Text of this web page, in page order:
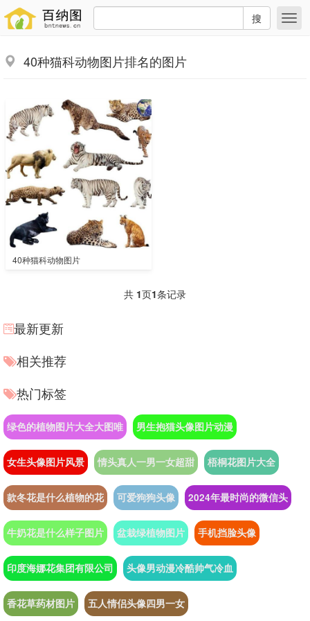
搜
40种猫科动物图片排名的图片
40种猫科动物图片
共 1页1条记录
最新更新
相关推荐
热门标签
绿色的植物图片大全大图唯 男生抱猫头像图片动漫
女生头像图片风景 情头真人一男一女超甜 梧桐花图片大全
款冬花是什么植物的花 可爱狗狗头像 2024年最时尚的微信头
牛奶花是什么样子图片 盆栽绿植物图片 手机挡脸头像
印度海娜花集团有限公司 头像男动漫冷酷帅气冷血
香花草药材图片 五人情侣头像四男一女